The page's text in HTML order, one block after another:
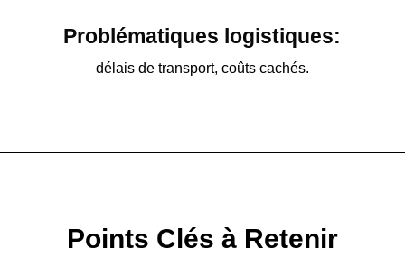
Problématiques logistiques:
délais de transport, coûts cachés.
Points Clés à Retenir